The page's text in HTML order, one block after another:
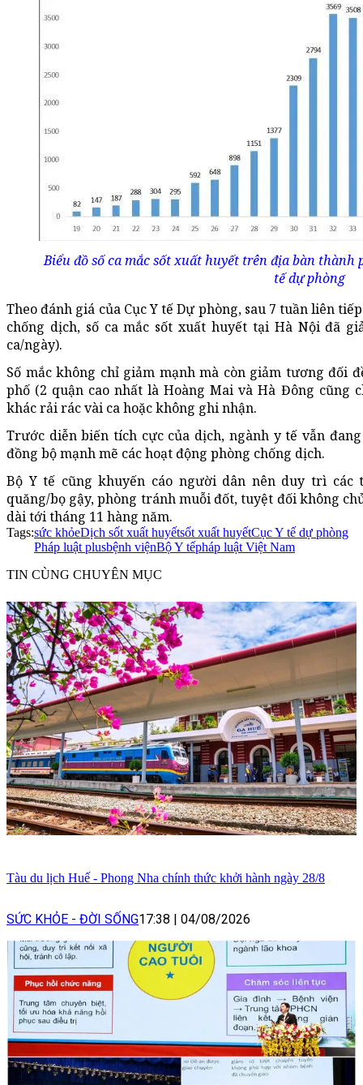
Biểu đồ số ca mắc sốt xuất huyết trên địa bàn thành
tế dự phòng
Theo đánh giá của Cục Y tế Dự phòng, sau 7 tuần liên
chống dịch, số ca mắc sốt xuất huyết tại Hà Nội đã
ca/ngày).
Số mắc không chỉ giảm mạnh mà còn giảm tương đối
phố (2 quận cao nhất là Hoàng Mai và Hà Đông cũng
khác rải rác vài ca hoặc không ghi nhận.
Trước diễn biến tích cực của dịch, ngành y tế vẫn
đồng bộ mạnh mẽ các hoạt động phòng chống dịch.
Bộ Y tế cũng khuyến cáo người dân nên duy trì
quăng/bọ gậy, phòng tránh muỗi đốt, tuyệt đối không
dài tới tháng 11 hàng năm.
Tags:sức khỏeDịch sốt xuất huyếtsốt xuất huyếtCục Y tế dự phòng
Pháp luật plusbệnh việnBộ Y tếpháp luật Việt Nam
TIN CÙNG CHUYÊN MỤC
Tàu du lịch Huế - Phong Nha chính thức khởi hành ngày 28/8
SỨC KHỎE - ĐỜI SỐNG17:38 | 04/08/2026